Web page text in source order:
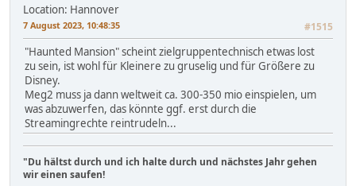
Location: Hannover
7 August 2023, 10:48:35 #1515
"Haunted Mansion" scheint zielgruppentechnisch etwas lost
zu sein, ist wohl für Kleinere zu gruselig und für Größere zu
Disney.
Meg2 muss ja dann weltweit ca. 300-350 mio einspielen, um
was abzuwerfen, das könnte ggf. erst durch die
Streamingrechte reintrudeln...
"Du hältst durch und ich halte durch und nächstes Jahr gehen
wir einen saufen!